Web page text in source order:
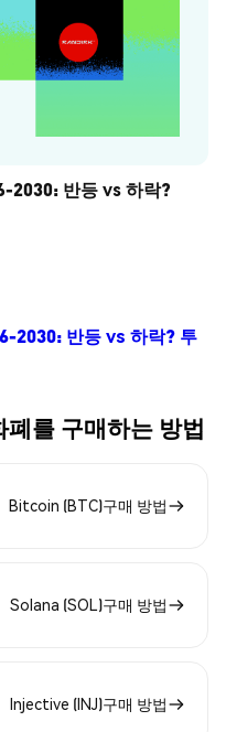
2030: 반등 vs 하락?
2030: 반등 vs 하락? 투
를 구매하는 방법
Bitcoin (BTC)구매 방법
Solana (SOL)구매 방법
Injective (INJ)구매 방법